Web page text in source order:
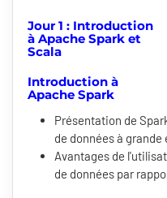
Jour 1 : Introduction
à Apache Spark et
Scala
Introduction à
Apache Spark
Présentation de
de données à grande
Avantages de
de données par